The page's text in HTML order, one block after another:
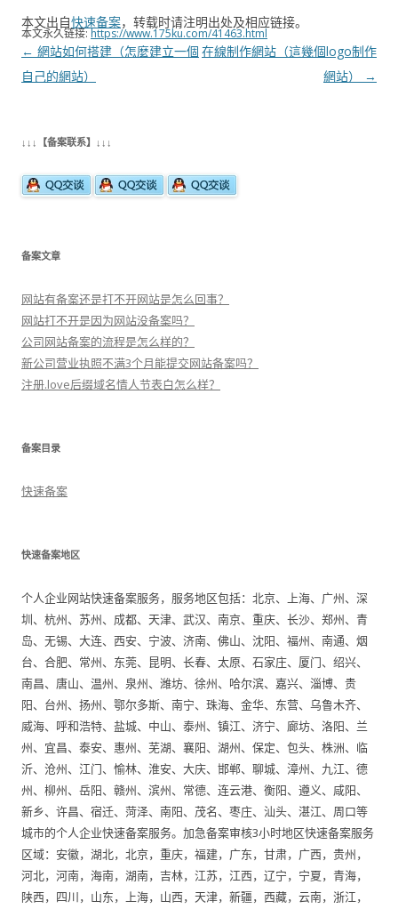
本文出自快速备案，转载时请注明出处及相应链接。
本文永久链接:https://www.175ku.com/41463.html
文
章
← 網站如何搭建（怎麼建立一個
自己的網站）
在線制作網站（這幾個logo制作
網站）
→
↓↓↓【备案联系】↓↓↓
备案文章
网站有备案还是打不开网站是怎么回事？
网站打不开是因为网站没备案吗？
公司网站备案的流程是怎么样的？
新公司营业执照不满3个月能提交网站备案吗？
注册.love后缀域名情人节表白怎么样？
备案目录
快速备案
快速备案地区
个人企业网站快速备案服务，服务地区包括：北京、上海、广州、深
圳、杭州、苏州、成都、天津、武汉、南京、重庆、长沙、郑州、青
岛、无锡、大连、西安、宁波、济南、佛山、沈阳、福州、南通、烟
台、合肥、常州、东莞、昆明、长春、太原、石家庄、厦门、绍兴、
南昌、唐山、温州、泉州、潍坊、徐州、哈尔滨、嘉兴、淄博、贵
阳、台州、扬州、鄂尔多斯、南宁、珠海、金华、东营、乌鲁木齐、
威海、呼和浩特、盐城、中山、泰州、镇江、济宁、廊坊、洛阳、兰
州、宜昌、泰安、惠州、芜湖、襄阳、湖州、保定、包头、株洲、临
沂、沧州、江门、愉林、淮安、大庆、邯郸、聊城、漳州、九江、德
州、柳州、岳阳、赣州、滨州、常德、连云港、衡阳、遵义、咸阳、
新乡、许昌、宿迁、菏泽、南阳、茂名、枣庄、汕头、湛江、周口等
城市的个人企业快速备案服务。加急备案审核3小时地区快速备案服务
区域：安徽，湖北，北京，重庆，福建，广东，甘肃，广西，贵州，
河北，河南，海南，湖南，吉林，江苏，江西，辽宁，宁夏，青海，
陕西，四川，山东，上海，山西，天津，新疆，西藏，云南，浙江，